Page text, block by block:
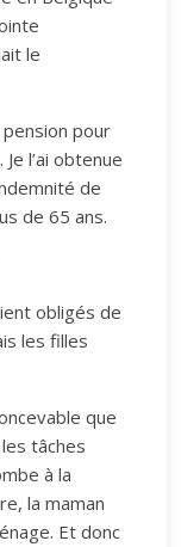
le
pension pour
l’ai obtenue
de
de 65 ans.
obligés de
les filles
que
tâches
à la
la maman
Et donc